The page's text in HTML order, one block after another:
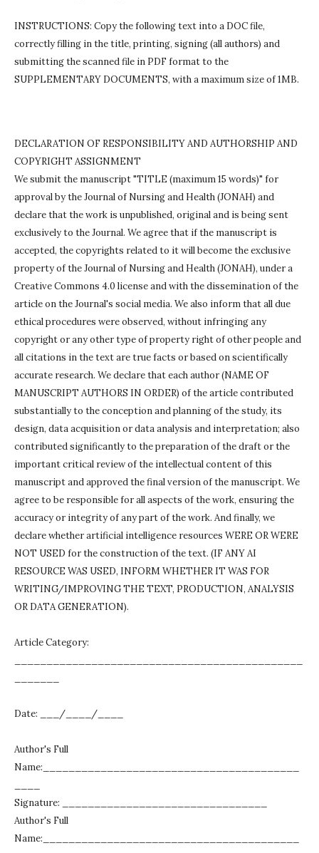
INSTRUCTIONS: Copy the following text into a DOC file,
correctly filling in the title, printing, signing (all authors) and
submitting the scanned file in PDF format to the
SUPPLEMENTARY DOCUMENTS, with a maximum size of 1MB.
DECLARATION OF RESPONSIBILITY AND AUTHORSHIP AND
COPYRIGHT ASSIGNMENT
We submit the manuscript "TITLE (maximum 15 words)" for
approval by the Journal of Nursing and Health (JONAH) and
declare that the work is unpublished, original and is being sent
exclusively to the Journal. We agree that if the manuscript is
accepted, the copyrights related to it will become the exclusive
property of the Journal of Nursing and Health (JONAH), under a
Creative Commons 4.0 license and with the dissemination of the
article on the Journal's social media. We also inform that all due
ethical procedures were observed, without infringing any
copyright or any other type of property right of other people and
all citations in the text are true facts or based on scientifically
accurate research. We declare that each author (NAME OF
MANUSCRIPT AUTHORS IN ORDER) of the article contributed
substantially to the conception and planning of the study, its
design, data acquisition or data analysis and interpretation; also
contributed significantly to the preparation of the draft or the
important critical review of the intellectual content of this
manuscript and approved the final version of the manuscript. We
agree to be responsible for all aspects of the work, ensuring the
accuracy or integrity of any part of the work. And finally, we
declare whether artificial intelligence resources WERE OR WERE
NOT USED for the construction of the text. (IF ANY AI
RESOURCE WAS USED, INFORM WHETHER IT WAS FOR
WRITING/IMPROVING THE TEXT, PRODUCTION, ANALYSIS
OR DATA GENERATION).
Article Category:
Date: ___/____/____
Author's Full
Name:________________________________________
Signature: ________________________________
Author's Full
Name:________________________________________